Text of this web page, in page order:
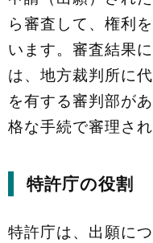
ら審査して、権利
います。審査結果
は、地方裁判所に
を有する審判部が
格な手続で審理され
特許庁の役割
特許庁は、出願に